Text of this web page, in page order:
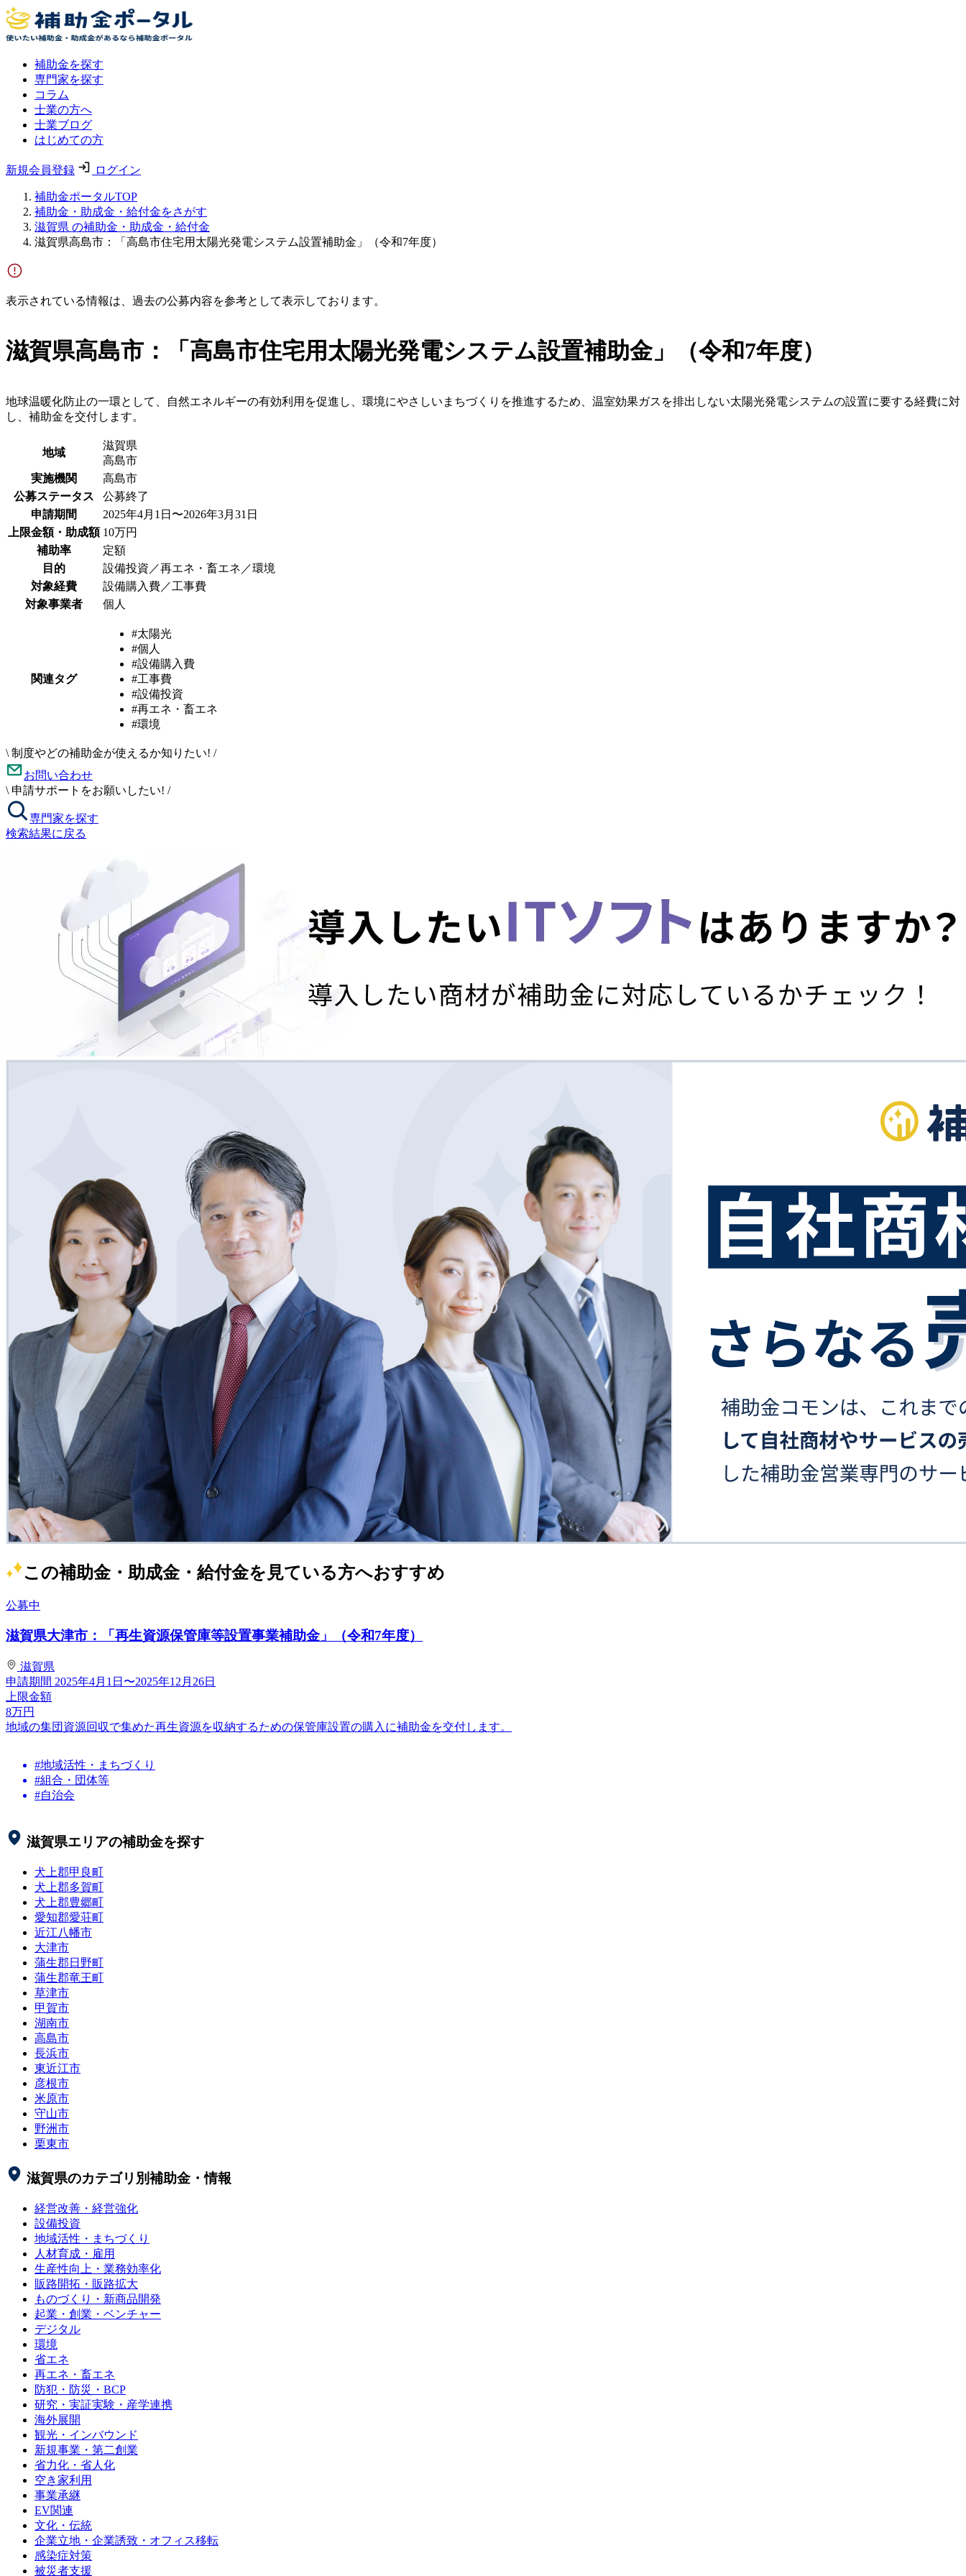
補助金を探す
専門家を探す
コラム
士業の方へ
士業ブログ
はじめての方
新規会員登録 ログイン
補助金ポータルTOP
補助金・助成金・給付金をさがす
滋賀県 の補助金・助成金・給付金
滋賀県高島市：「高島市住宅用太陽光発電システム設置補助金」（令和7年度）
表示されている情報は、過去の公募内容を参考として表示しております。
滋賀県高島市：「高島市住宅用太陽光発電システム設置補助金」（令和7年度）
地球温暖化防止の一環として、自然エネルギーの有効利用を促進し、環境にやさしいまちづくりを推進するため、温室効果ガスを排出しない太陽光発電システムの設置に要する経費に対
し、補助金を交付します。
地域
滋賀県
高島市
実施機関
高島市
公募ステータス
公募終了
申請期間
2025年4月1日〜2026年3月31日
上限金額・助成額 10万円
補助率
定額
目的
設備投資／再エネ・畜エネ／環境
対象経費
設備購入費／工事費
対象事業者
個人
関連タグ
#太陽光
#個人
#設備購入費
#工事費
#設備投資
#再エネ・畜エネ
#環境
\ 制度やどの補助金が使えるか知りたい! /
お問い合わせ
\ 申請サポートをお願いしたい! /
専門家を探す
検索結果に戻る
この補助金・助成金・給付金を見ている方へおすすめ
公募中
滋賀県大津市：「再生資源保管庫等設置事業補助金」（令和7年度）
滋賀県
申請期間 2025年4月1日〜2025年12月26日
上限金額
8万円
地域の集団資源回収で集めた再生資源を収納するための保管庫設置の購入に補助金を交付します。
#地域活性・まちづくり
#組合・団体等
#自治会
滋賀県エリアの補助金を探す
犬上郡甲良町
犬上郡多賀町
犬上郡豊郷町
愛知郡愛荘町
近江八幡市
大津市
蒲生郡日野町
蒲生郡竜王町
草津市
甲賀市
湖南市
高島市
長浜市
東近江市
彦根市
米原市
守山市
野洲市
栗東市
滋賀県のカテゴリ別補助金・情報
経営改善・経営強化
設備投資
地域活性・まちづくり
人材育成・雇用
生産性向上・業務効率化
販路開拓・販路拡大
ものづくり・新商品開発
起業・創業・ベンチャー
デジタル
環境
省エネ
再エネ・畜エネ
防犯・防災・BCP
研究・実証実験・産学連携
海外展開
観光・インバウンド
新規事業・第二創業
省力化・省人化
空き家利用
事業承継
EV関連
文化・伝統
企業立地・企業誘致・オフィス移転
感染症対策
被災者支援